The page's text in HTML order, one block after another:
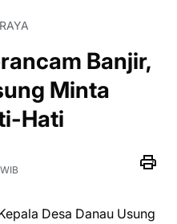
Banjir,
Minta
Hati
Desa Danau Usung